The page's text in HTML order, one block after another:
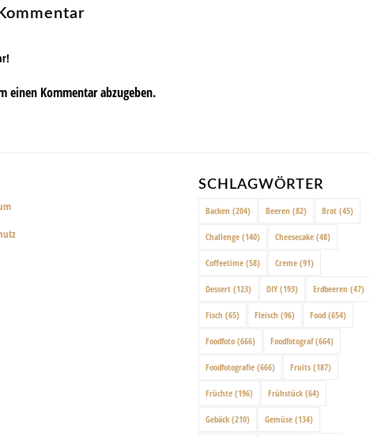
einen Kommentar abzugeben.
SCHLAGWÖRTER
Backen (204) Beeren (82) Brot (45)
Challenge (140) Cheesecake (48)
Coffeetime (58) Creme (91)
Dessert (123) DIY (193) Erdbeeren (47)
Fisch (65) Fleisch (96) Food (654)
Foodfoto (666) Foodfotograf(664)
Foodfotografie (666) Fruits (187)
Früchte (196) Frühstück (64)
Gebäck (210) Gemüse (134)